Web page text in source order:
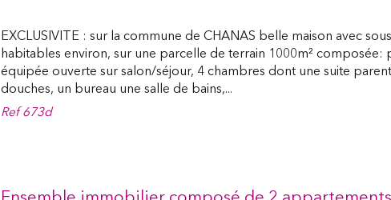
EXCLUSIVITE : sur la commune de CHANAS belle maison avec
habitables environ, sur une parcelle de terrain 1000m² composée:
équipée ouverte sur salon/séjour, 4 chambres dont une suite
douches, un bureau une salle de bains,...
Ref673d